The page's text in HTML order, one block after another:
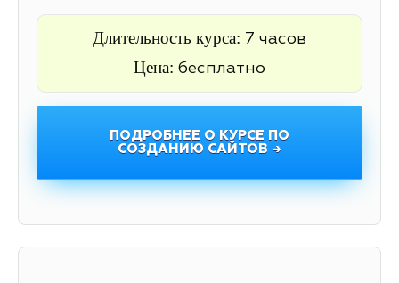
Длительность курса: 7 часов
Цена: бесплатно
ПОДРОБНЕЕ О КУРСЕ ПО
СОЗДАНИЮ САЙТОВ →